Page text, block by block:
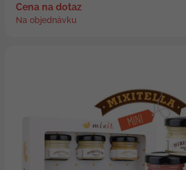
Cena na dotaz
Na objednávku